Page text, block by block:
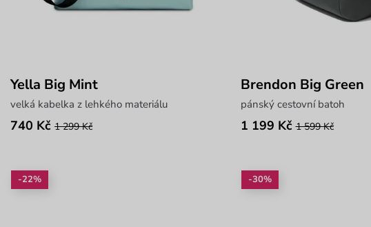
Yella Big Mint
velká kabelka z lehkého materiálu
740 Kč 1 299 Kč
Brendon Big Green
pánský cestovní batoh
1 199 Kč 1 599 Kč
-22% -30%